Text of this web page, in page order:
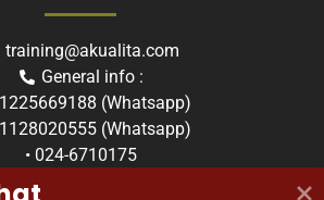
training@akualita.com
General info :
(Whatsapp)
(Whatsapp)
• 024-6710175
Inhouse/Corporate :